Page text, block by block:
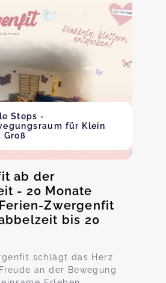
Steps -
für Klein
Groß
ab der
- 20 Monate
Zwergenfit
bis 20
schlägt das Herz
an der Bewegung